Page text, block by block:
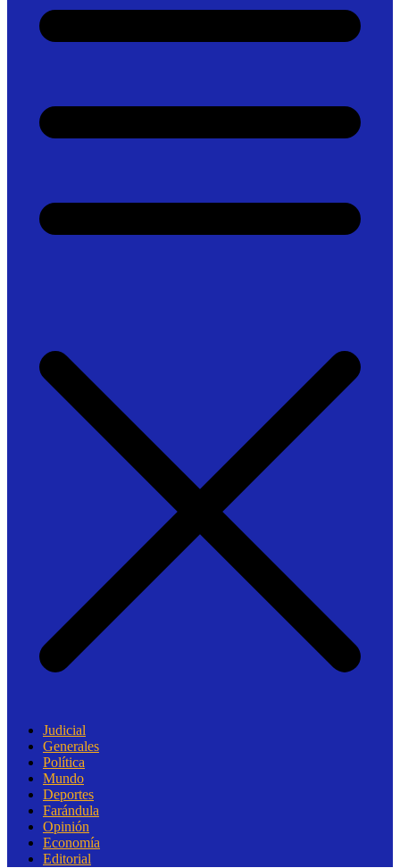
Judicial
Generales
Política
Mundo
Deportes
Farándula
Opinión
Economía
Editorial